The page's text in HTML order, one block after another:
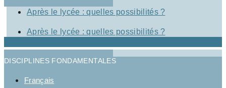
Après le lycée : quelles possibilités ?
Après le lycée : quelles possibilités ?
DISCIPLINES FONDAMENTALES
Français